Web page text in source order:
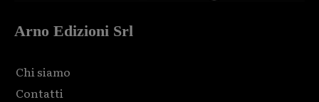
Arno Edizioni Srl
Chi siamo
Contatti